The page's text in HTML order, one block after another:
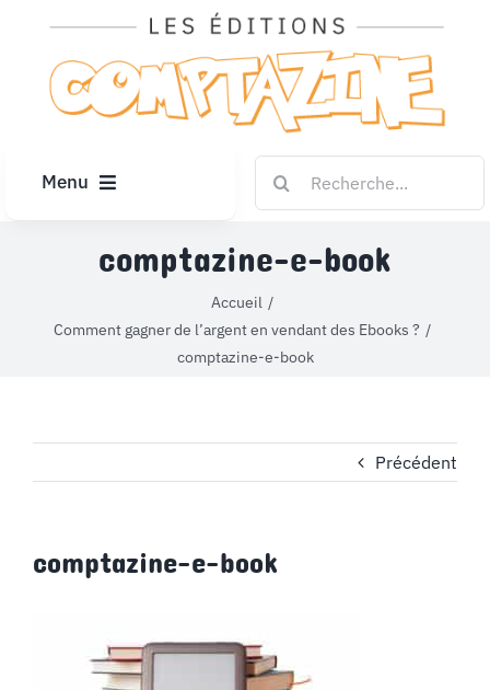
contenu
Menu
STUDORIA
comptazine-e-book
Accueil
Comment gagner de l’argent en vendant des Ebooks ?
comptazine-e-book
Précédent
comptazine-e-book